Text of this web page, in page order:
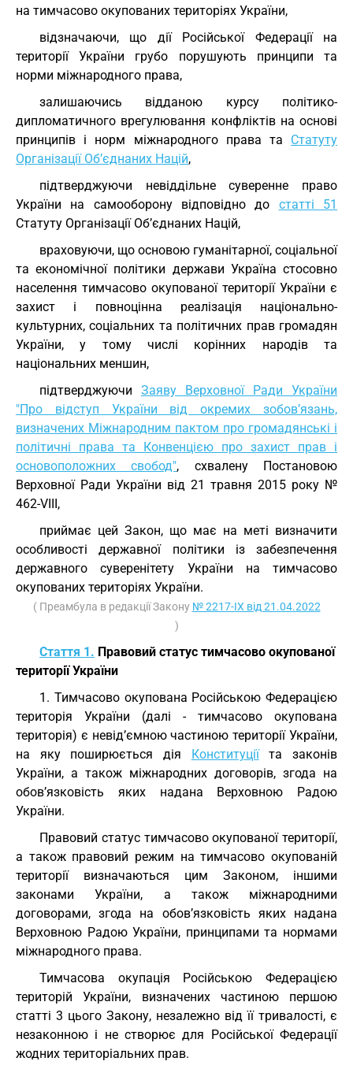
на тимчасово окупованих територіях України,
відзначаючи, що дії Російської Федерації на
території України грубо порушують принципи та
норми міжнародного права,
залишаючись відданою курсу політико-
дипломатичного врегулювання конфліктів на основі
принципів і норм міжнародного права та Статуту
Організації Об’єднаних Націй,
підтверджуючи невіддільне суверенне право
України на самооборону відповідно до статті 51
Статуту Організації Об’єднаних Націй,
враховуючи, що основою гуманітарної, соціальної
та економічної політики держави Україна стосовно
населення тимчасово окупованої території України є
захист і повноцінна реалізація національно-
культурних, соціальних та політичних прав громадян
України, у тому числі корінних народів та
національних меншин,
підтверджуючи Заяву Верховної Ради України
"Про відступ України від окремих зобов’язань,
визначених Міжнародним пактом про громадянські і
політичні права та Конвенцією про захист прав і
основоположних свобод", схвалену Постановою
Верховної Ради України від 21 травня 2015 року №
462-VIII,
приймає цей Закон, що має на меті визначити
особливості державної політики із забезпечення
державного суверенітету України на тимчасово
окупованих територіях України.
( Преамбула в редакції Закону № 2217-IX від 21.04.2022
)
Стаття 1. Правовий статус тимчасово окупованої
території України
1. Тимчасово окупована Російською Федерацією
територія України (далі - тимчасово окупована
територія) є невід’ємною частиною території України,
на яку поширюється дія Конституціїта законів
України, а також міжнародних договорів, згода на
обов’язковість яких надана Верховною Радою
України.
Правовий статус тимчасово окупованої території,
а також правовий режим на тимчасово окупованій
території визначаються цим Законом, іншими
законами України, а також міжнародними
договорами, згода на обов’язковість яких надана
Верховною Радою України, принципами та нормами
міжнародного права.
Тимчасова окупація Російською Федерацією
територій України, визначених частиною першою
статті 3 цього Закону, незалежно від її тривалості, є
незаконною і не створює для Російської Федерації
жодних територіальних прав.